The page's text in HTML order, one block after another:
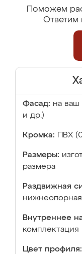
Поможем
Ответим
Фасад: на ваш
и др.)
Кромка: ПВХ
Размеры:
размера
Раздвижная
нижнеопорная
Внутреннее
комплектация
Цвет профиля: